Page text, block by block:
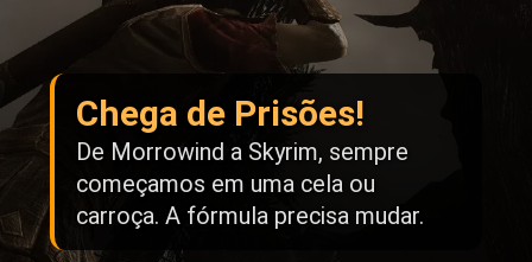
Chega de Prisões!
De Morrowind a Skyrim, sempre
começamos em uma cela ou
carroça. A fórmula precisa mudar.